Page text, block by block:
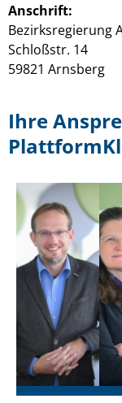
Anschrift:
Bezirksregierung
Schloßstr. 14
59821 Arnsberg
Ihre